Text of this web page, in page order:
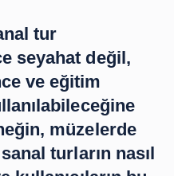
koleksiyonlar hakkında
oyunlarla eğlenceli bir
sanal tur teknolojisi,
amaçlı da